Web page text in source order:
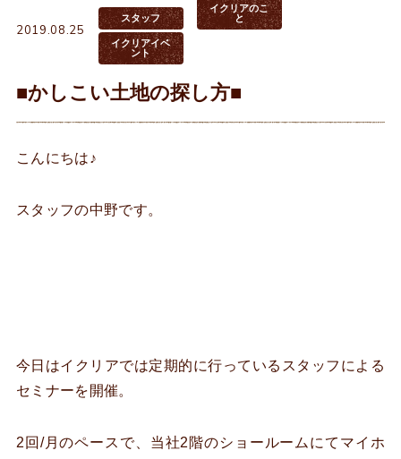
2019.08.25
スタッフ
イクリアのこ
と
イクリアイベ
ント
■かしこい土地の探し方■
こんにちは♪
スタッフの中野です。
今日はイクリアでは定期的に行っているスタッフによる
セミナーを開催。
2回/月のペースで、当社2階のショールームにてマイホ